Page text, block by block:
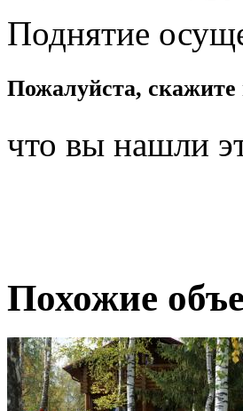
Поднятие
Пожалуйста, скажите
что вы нашли
Похожие